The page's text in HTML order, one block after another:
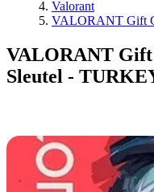
Valorant
VALORANT Gift
VALORANT Gift
Sleutel -